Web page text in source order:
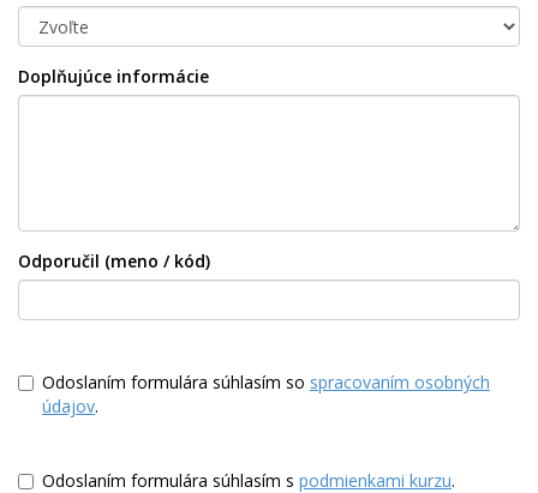
Doplňujúce informácie
Odporučil (meno / kód)
Odoslaním formulára súhlasím so spracovaním osobných
údajov.
Odoslaním formulára súhlasím s podmienkami kurzu.